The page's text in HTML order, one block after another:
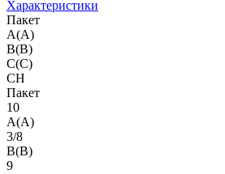
Характеристики
Пакет
A(A)
B(B)
C(C)
CH
Пакет
10
A(A)
3/8
B(B)
9